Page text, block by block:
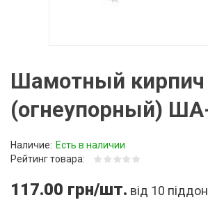
Шамотный кирпич
(огнеупорный)
Наличие: Есть в наличии
Рейтинг товара:
117.00 грн/шт. від 10